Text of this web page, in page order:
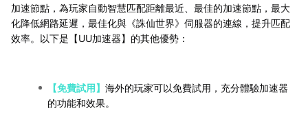
加速節點，為玩家自動智慧匹配距離最近、最佳的加速節點，最大
化降低網路延遲，最佳化與《誅仙世界》伺服器的連線，提升匹配
效率。以下是【UU加速器】的其他優勢：
【免費試用】 海外的玩家可以免費試用，充分體驗加速器
的功能和效果。